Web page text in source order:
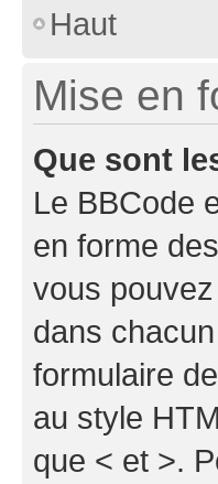
Haut
Mise en
Que sont
Le BBCode
en forme
vous
dans
formulaire
au style
que < et >.